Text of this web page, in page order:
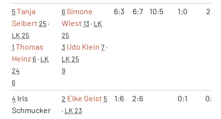
5Tanja
Seibert 25·
LK 25
1 Thomas
Heinz 6· LK
24
6
6Simone
Wiest 13· LK
25
3 Udo Klein 7·
LK 25
9
6:3 6:7 10:5 1:0 2:1
4 Iris
Schmucker
2 Elke Geist 5
· LK 23
1:6 2:6 0:1 0:2